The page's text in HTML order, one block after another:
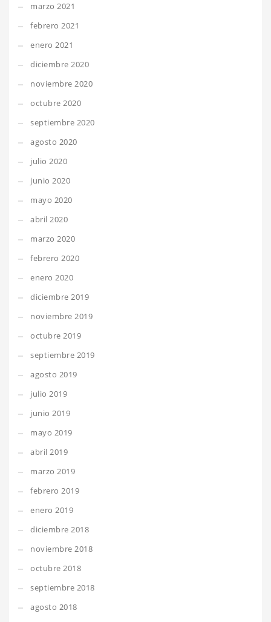
marzo 2021
febrero 2021
enero 2021
diciembre 2020
noviembre 2020
octubre 2020
septiembre 2020
agosto 2020
julio 2020
junio 2020
mayo 2020
abril 2020
marzo 2020
febrero 2020
enero 2020
diciembre 2019
noviembre 2019
octubre 2019
septiembre 2019
agosto 2019
julio 2019
junio 2019
mayo 2019
abril 2019
marzo 2019
febrero 2019
enero 2019
diciembre 2018
noviembre 2018
octubre 2018
septiembre 2018
agosto 2018